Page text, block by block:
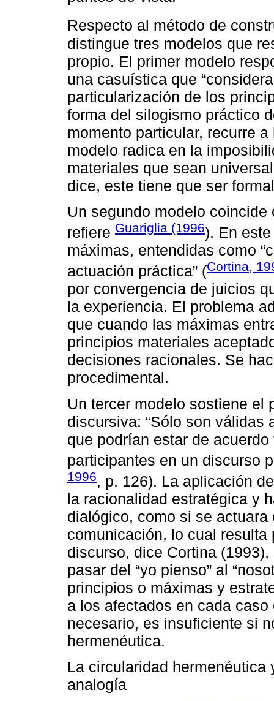
Respecto al método de
distingue tres modelos que
propio. El primer modelo
una casuística que
particularización de los
forma del silogismo práctico
momento particular, recurre
modelo radica en la
materiales que sean
dice, este tiene que ser
Un segundo modelo
refiere Guariglia (1996). En
máximas, entendidas como
actuación práctica” (Cortina,
por convergencia de juicios
la experiencia. El problema
que cuando las máximas
principios materiales
decisiones racionales. Se
procedimental.
Un tercer modelo sostiene el
discursiva: “Sólo son válidas
que podrían estar de
participantes en un discurso
1996, p. 126). La aplicación
la racionalidad estratégica y
dialógico, como si se
comunicación, lo cual
discurso, dice Cortina
pasar del “yo pienso” al
principios o máximas y
a los afectados en cada
necesario, es insuficiente si
hermenéutica.
La circularidad
analogía